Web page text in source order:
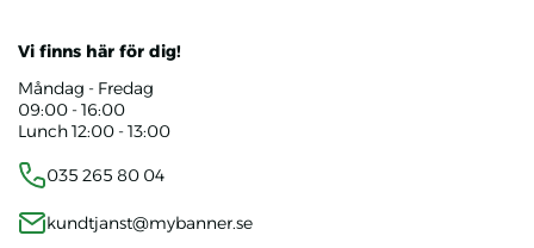
Vi finns här för dig!
Måndag - Fredag
09:00 - 16:00
Lunch 12:00 - 13:00
035 265 80 04
kundtjanst@mybanner.se